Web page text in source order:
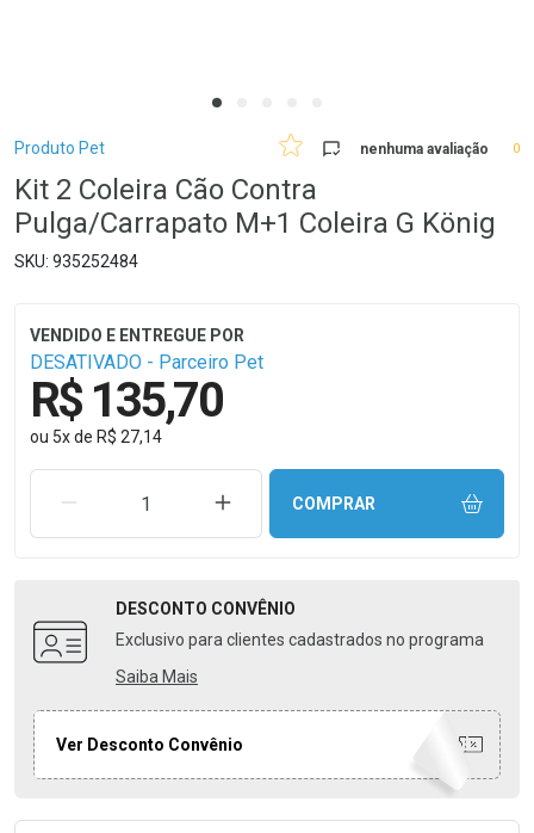
Breadcrumb
Produto Pet nenhuma avaliação 0
Kit 2 Coleira Cão Contra
Pulga/Carrapato M+1 Coleira G König
935252484
DESATIVADO - Parceiro Pet
R$ 135,70
ou 5xde R$ 27,14
REMOVER UMA UNIDADEAUMENTAR UMA UNIDADE
COMPRAR
DESCONTO CONVÊNIO
Exclusivo para clientes cadastrados no programa
Saiba Mais
Ver Desconto Convênio